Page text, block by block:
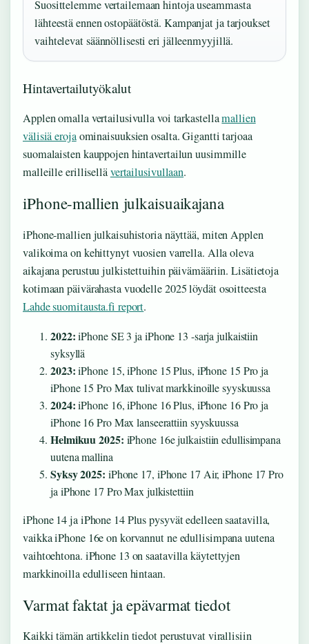
Suosittelemme vertailemaan hintoja useammasta
lähteestä ennen ostopäätöstä. Kampanjat ja tarjoukset
vaihtelevat säännöllisesti eri jälleenmyyjillä.
Hintavertailutyökalut
Applen omalla vertailusivulla voi tarkastellamallien
välisiä erojaominaisuuksien osalta. Gigantti tarjoaa
suomalaisten kauppojen hintavertailun uusimmille
malleille erillisellävertailusivullaan.
iPhone-mallien julkaisuaikajana
iPhone-mallien julkaisuhistoria näyttää, miten Applen
valikoima on kehittynyt vuosien varrella. Alla oleva
aikajana perustuu julkistettuihin päivämääriin. Lisätietoja
kotimaan päivärahasta vuodelle 2025 löydät osoitteesta
Lahde suomitausta.fi report.
2022:iPhone SE 3 ja iPhone 13 -sarja julkaistiin
syksyllä
2023:iPhone 15, iPhone 15 Plus, iPhone 15 Pro ja
iPhone 15 Pro Max tulivat markkinoille syyskuussa
2024:iPhone 16, iPhone 16 Plus, iPhone 16 Pro ja
iPhone 16 Pro Max lanseerattiin syyskuussa
Helmikuu 2025: iPhone 16e julkaistiin edullisimpana
uutena mallina
Syksy 2025: iPhone 17, iPhone 17 Air, iPhone 17 Pro
ja iPhone 17 Pro Max julkistettiin
iPhone 14 ja iPhone 14 Plus pysyvät edelleen saatavilla,
vaikka iPhone 16e on korvannut ne edullisimpana uutena
vaihtoehtona. iPhone 13 on saatavilla käytettyjen
markkinoilla edulliseen hintaan.
Varmat faktat ja epävarmat tiedot
Kaikki tämän artikkelin tiedot perustuvat virallisiin